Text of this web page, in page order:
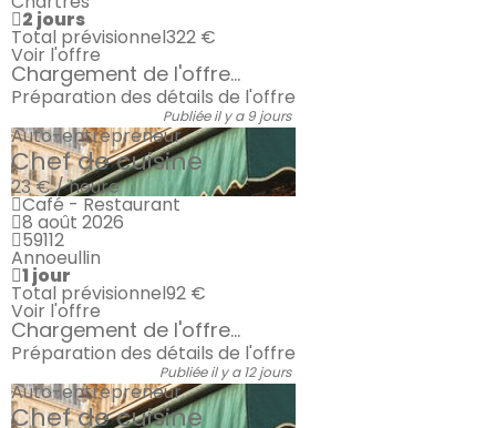
2 jours
Total prévisionnel322 €
Voir l'offre
Chargement de l'offre...
Préparation des détails de l'offre
Publiée il y a 9 jours
Auto-entrepreneur
Chef de cuisine
23 € / heure
Café - Restaurant
8 août 2026
59112
Annoeullin
1 jour
Total prévisionnel92 €
Voir l'offre
Chargement de l'offre...
Préparation des détails de l'offre
Publiée il y a 12 jours
Auto-entrepreneur
Chef de cuisine